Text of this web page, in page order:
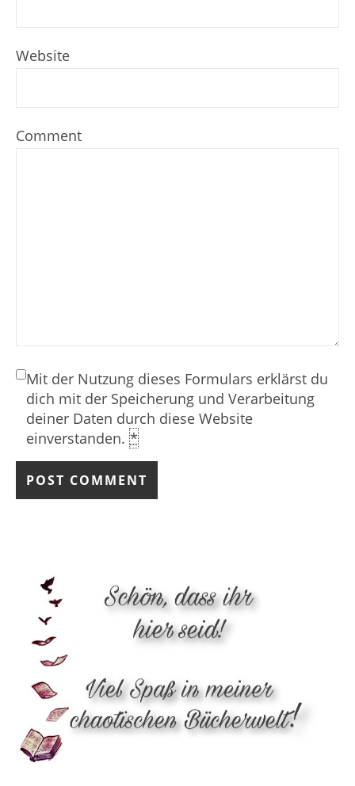
Website
Comment
Mit der Nutzung dieses Formulars erklärst du
dich mit der Speicherung und Verarbeitung
deiner Daten durch diese Website
einverstanden. *